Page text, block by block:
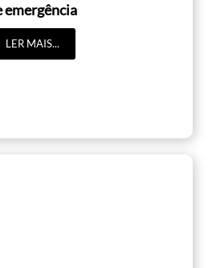
emergência
LER MAIS...